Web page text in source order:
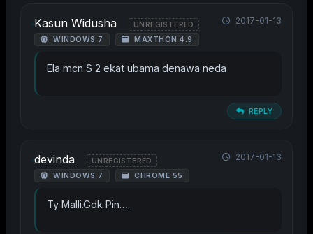
Kasun Widusha UNREGISTERED
WINDOWS 7 MAXTHON 4.9
2017-01-13
Ela mcn S 2 ekat ubama denawa neda
REPLY
devinda UNREGISTERED
WINDOWS 7 CHROME 55
2017-01-13
Ty Malli.Gdk Pin….